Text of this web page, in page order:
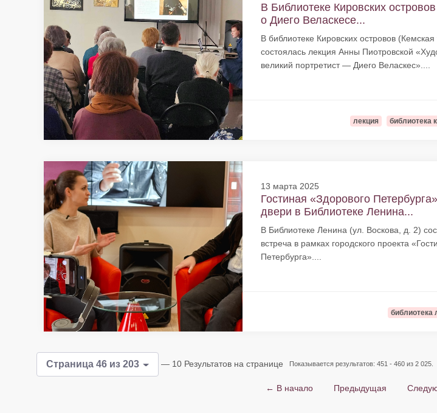
В Библиотеке Кировских
о Диего Веласкесе...
В библиотеке Кировских островов
состоялась лекция Анны Пиотровской
великий портретист — Диего Веласкес»....
лекция библиотека
13 марта 2025
Гостиная «Здорового
двери в Библиотеке Ленина...
В Библиотеке Ленина (ул. Воскова, д. 2)
встреча в рамках городского проекта
Петербурга»....
библиотека
Страница 46 из 203 — 10 Результатов на странице Показывается результатов: 451 - 460 из 2 025.
← В начало Предыдущая